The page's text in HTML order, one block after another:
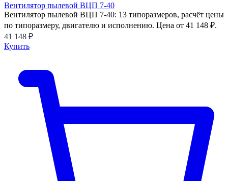
Вентилятор пылевой ВЦП 7-40
Вентилятор пылевой ВЦП 7-40: 13 типоразмеров, расчёт цены
по типоразмеру, двигателю и исполнению. Цена от 41 148 ₽.
41 148 ₽
Купить